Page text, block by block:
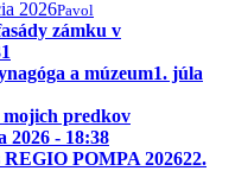
Pavol
zámku v
a múzeum1. júla
predkov
2026 - 18:38
REGIO POMPA 202622.